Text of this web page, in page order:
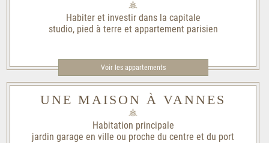
Habiter et investir dans la capitale
studio, pied à terre et appartement parisien
Voir les appartements
UNE MAISON À VANNES
Habitation principale
jardin garage en ville ou proche du centre et du port